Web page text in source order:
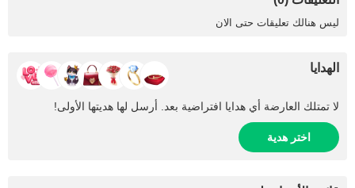
ليس هنالك تعليقات حتى الان
الهدايا
لا تمتلك العارضة أي هدايا افتراضية بعد. أرسل لها هديتها الأولى!
اختر هدية